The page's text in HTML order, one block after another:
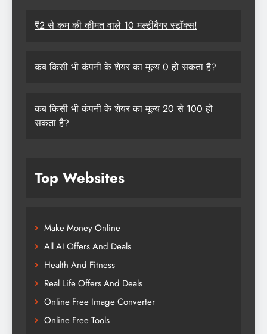
₹2 से कम की कीमत वाले 10 मल्टीबैगर स्टॉक्स!
कब किसी भी कंपनी के शेयर का मूल्य 0 हो सकता है?
कब किसी भी कंपनी के शेयर का मूल्य 20 से 100 हो
सकता है?
Top Websites
Make Money Online
All AI Offers And Deals
Health And Fitness
Real Life Offers And Deals
Online Free Image Converter
Online Free Tools